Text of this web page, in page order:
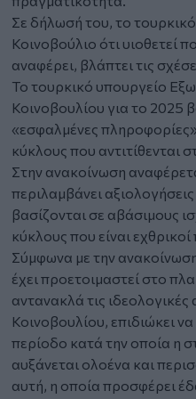
Σε δήλωσή του, το
Κοινοβούλιο ότι υιοθετεί
αναφέρει, βλάπτει τις
Το τουρκικό υπουργείο
Κοινοβουλίου για το 2025
«εσφαλμένες
κύκλους που αντιτίθενται
Στην ανακοίνωση
περιλαμβάνει
βασίζονται σε αβάσιμους
κύκλους που είναι
Σύμφωνα με την
έχει προετοιμαστεί στο
αντανακλά τις
Κοινοβουλίου, επιδιώκει
περίοδο κατά την οποία η
αυξάνεται ολοένα και
αυτή, η οποία προσφέρει